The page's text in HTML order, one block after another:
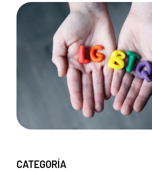
CATEGORÍA